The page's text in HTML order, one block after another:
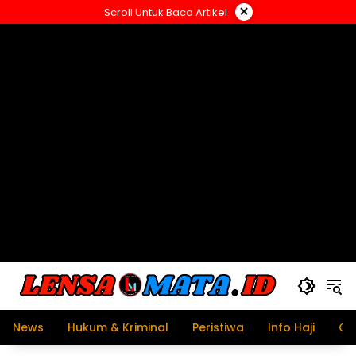
ke
Scroll Untuk Baca Artikel ×
News Hukum & Kriminal Peristiwa Info Haji